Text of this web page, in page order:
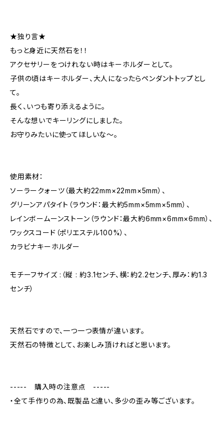
★独り言★
もっと身近に天然石を！！
アクセサリーをつけれない時はキーホルダーとして。
子供の頃はキーホルダー、大人になったらペンダントトップとし
て。
長く、いつも寄り添えるように。
そんな想いでキーリングにしました。
お守りみたいに使ってほしいな〜。
使用素材：
ソーラークォーツ（最大約22mm×22mm×5mm）、
グリーンアパタイト（ラウンド：最大約5mm×5mm×5mm）、
レインボームーンストーン（ラウンド：最大約6mm×6mm×6mm）、
ワックスコード（ポリエステル100%）、
カラビナキーホルダー
モチーフサイズ :（縦 : 約3.1センチ、横：約2.2センチ、厚み：約1.3
センチ）
天然石ですので、一つ一つ表情が違います。
天然石の特徴として、お楽しみ頂ければと思います。
----- 購入時の注意点 -----
・全て手作りの為、既製品と違い、多少の歪み等ございます。